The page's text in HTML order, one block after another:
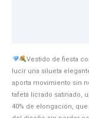
Vestido de fiesta
lucir una silueta
aporta movimiento sin
tafetá licrado satinado,
40% de elongación,